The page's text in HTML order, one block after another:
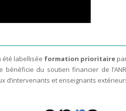
été labellisée formation prioritaire
bénéficie du soutien financier de
d’intervenants et enseignants